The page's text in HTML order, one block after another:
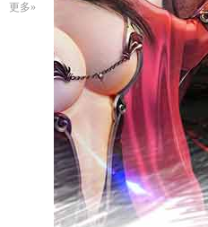
更多»